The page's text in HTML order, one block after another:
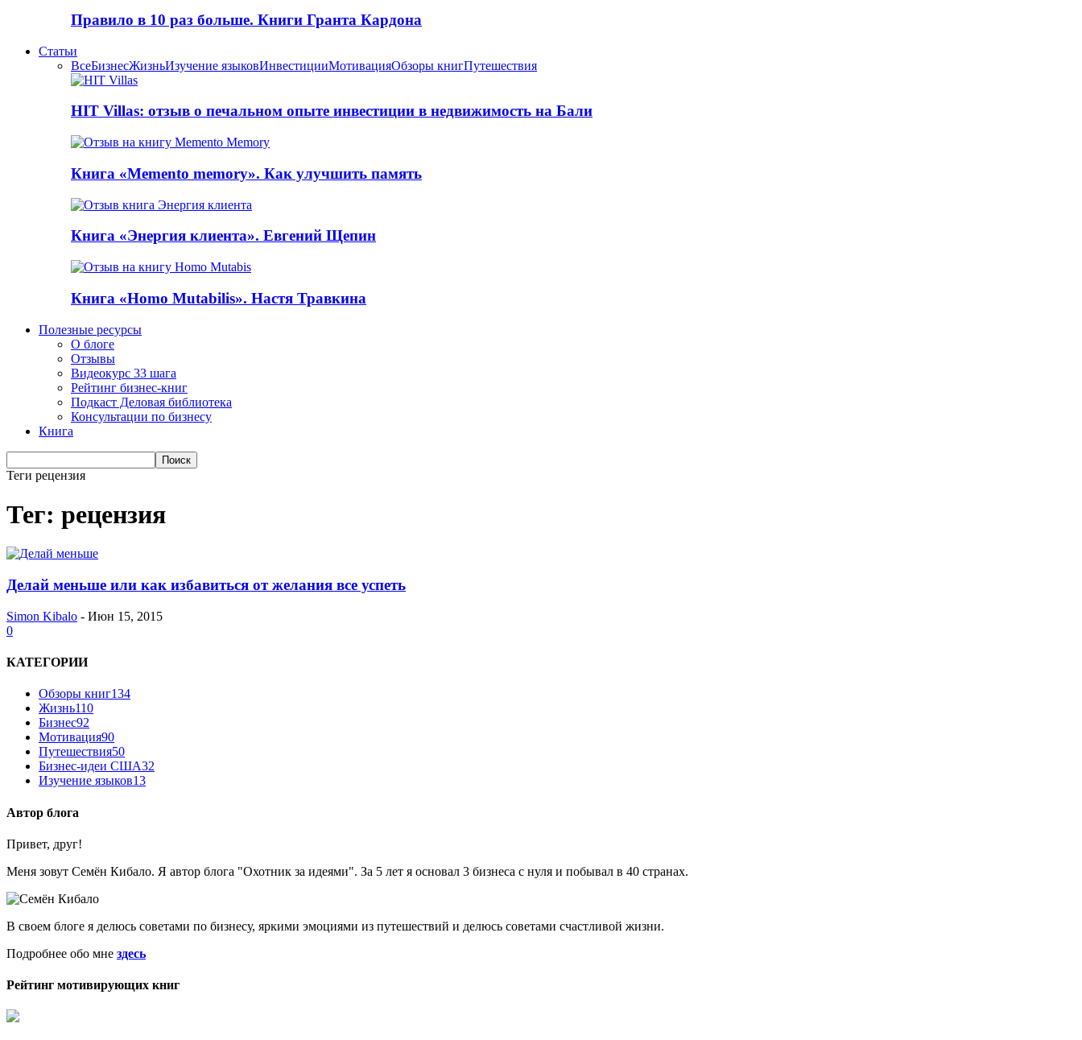
Правило в 10 раз больше. Книги Грантa Кардона
Статьи
ВсеБизнесЖизньИзучение языковИнвестицииМотивацияОбзоры книгПутешествия
HIT Villas: отзыв о печальном опыте инвестиции в недвижимость на Бали
Книга «Memento memory». Как улучшить память
Книга «Энергия клиента». Евгений Щепин
Книга «Homo Mutabilis». Настя Травкина
Полезные ресурсы
О блоге
Отзывы
Видеокурс 33 шага
Рейтинг бизнес-книг
Подкаст Деловая библиотека
Консультации по бизнесу
Книга
Теги рецензия
Тег: рецензия
Делай меньше или как избавиться от желания все успеть
Simon Kibalo - Июн 15, 2015
0
КАТЕГОРИИ
Обзоры книг134
Жизнь110
Бизнес92
Мотивация90
Путешествия50
Бизнес-идеи США32
Изучение языков13
Автор блога
Привет, друг!
Меня зовут Семён Кибало. Я автор блога "Охотник за идеями". За 5 лет я основал 3 бизнеса с нуля и побывал в 40 странах.
В своем блоге я делюсь советами по бизнесу, яркими эмоциями из путешествий и делюсь советами счастливой жизни.
Подробнее обо мне здесь
Рейтинг мотивирующих книг